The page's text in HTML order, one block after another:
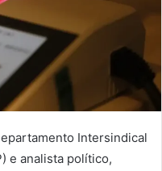
Intersindical
e analista político,